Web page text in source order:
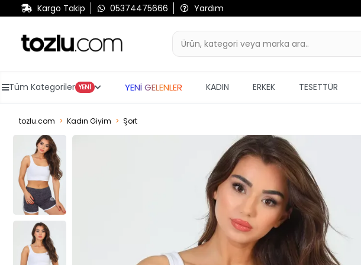
Kargo Takip 05374475666 Yardım
Tüm Kategoriler YENİ YENİ GELENLER KADIN ERKEK TESETTÜR
tozlu.com Kadın Giyim Şort